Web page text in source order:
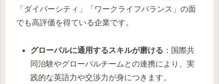
「ダイバーシティ」「ワークライフバランス」の面
でも高評価を得ている企業です。
グローバルに通用するスキルが磨ける ：国際共
同治験やグローバルチームとの連携により、実
践的な英語力や交渉力が身につきます。